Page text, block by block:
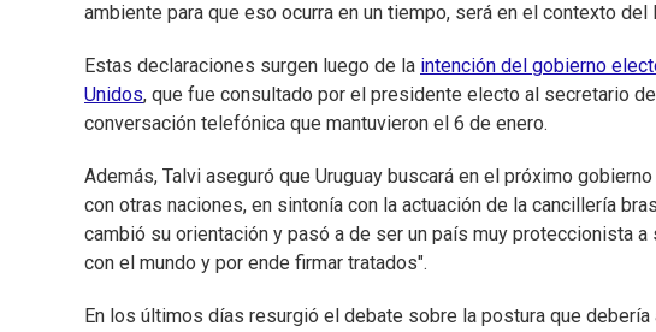
ambiente para que eso ocurra en un tiempo, será en el contexto
Estas declaraciones surgen luego de la intención del gobierno
Unidos, que fue consultado por el presidente electo al secretario
conversación telefónica que mantuvieron el 6 de enero.
Además, Talvi aseguró que Uruguay buscará en el próximo
con otras naciones, en sintonía con la actuación de la cancillería
cambió su orientación y pasó a de ser un país muy proteccionista
con el mundo y por ende firmar tratados".
En los últimos días resurgió el debate sobre la postura que